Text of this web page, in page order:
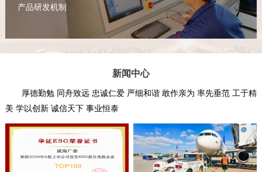
产品研发机制
新闻中心
厚德勤勉 同舟致远 忠诚仁爱 严细和谐 敢作亲为 率先垂范 工于精
美 学以创新 诚信天下 事业恒泰